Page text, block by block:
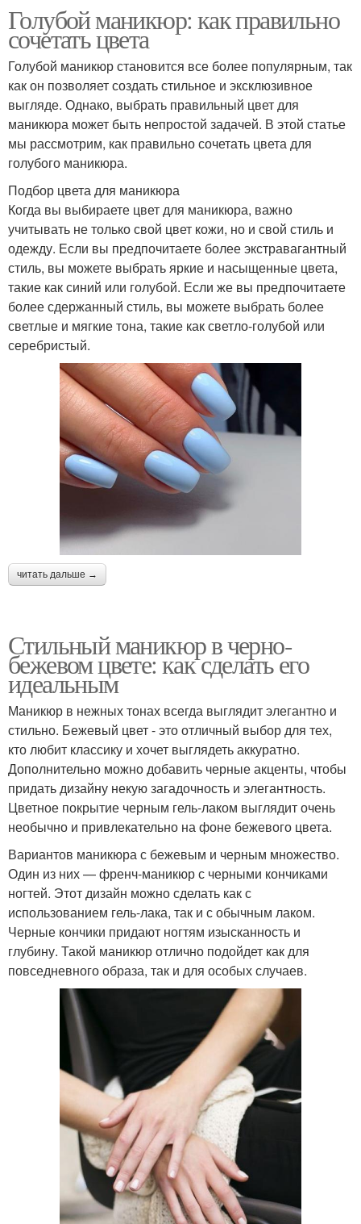
Голубой маникюр: как правильно
сочетать цвета
Голубой маникюр становится все более популярным, так
как он позволяет создать стильное и эксклюзивное
выгляде. Однако, выбрать правильный цвет для
маникюра может быть непростой задачей. В этой статье
мы рассмотрим, как правильно сочетать цвета для
голубого маникюра.
Подбор цвета для маникюра
Когда вы выбираете цвет для маникюра, важно
учитывать не только свой цвет кожи, но и свой стиль и
одежду. Если вы предпочитаете более экстравагантный
стиль, вы можете выбрать яркие и насыщенные цвета,
такие как синий или голубой. Если же вы предпочитаете
более сдержанный стиль, вы можете выбрать более
светлые и мягкие тона, такие как светло-голубой или
серебристый.
читать дальше →
Стильный маникюр в черно-
бежевом цвете: как сделать его
идеальным
Маникюр в нежных тонах всегда выглядит элегантно и
стильно. Бежевый цвет - это отличный выбор для тех,
кто любит классику и хочет выглядеть аккуратно.
Дополнительно можно добавить черные акценты, чтобы
придать дизайну некую загадочность и элегантность.
Цветное покрытие черным гель-лаком выглядит очень
необычно и привлекательно на фоне бежевого цвета.
Вариантов маникюра с бежевым и черным множество.
Один из них — френч-маникюр с черными кончиками
ногтей. Этот дизайн можно сделать как с
использованием гель-лака, так и с обычным лаком.
Черные кончики придают ногтям изысканность и
глубину. Такой маникюр отлично подойдет как для
повседневного образа, так и для особых случаев.